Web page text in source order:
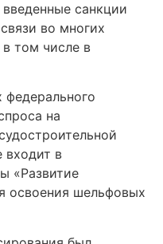
санкции
во многих
том числе в
федерального
на
входит в
«Развитие
освоения шельфовых